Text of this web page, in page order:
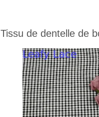
Tissu de dentelle de